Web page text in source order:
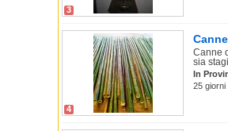
3
4
Canne
sia
In
25